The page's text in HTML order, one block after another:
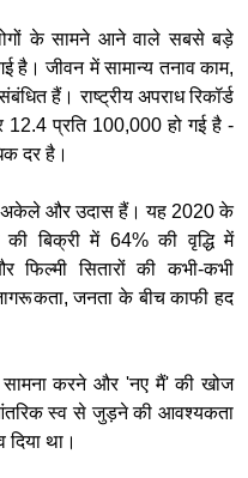
के सामने आने वाले सबसे बड़े
है। जीवन में सामान्य तनाव काम,
हैं। राष्ट्रीय अपराध रिकॉर्ड
12.4 प्रति 100,000 हो गई है -
दर है।
अकेले और उदास हैं। यह 2020 के
बिक्री में 64% की वृद्धि में
फिल्मी सितारों की कभी-कभी
जनता के बीच काफी हद
करने और 'नए मैं' की खोज
स्व से जुड़ने की आवश्यकता
था।